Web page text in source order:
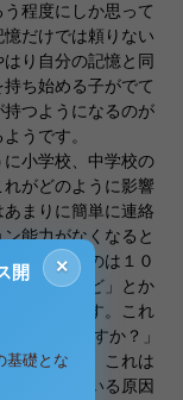
程度にしか思って
だけでは頼りない
り自分の記憶と同
ち始める子がでて
つようになるのが
うです。
小学校、中学校の
がどのように影響
まりに簡単に連絡
能力がなくなると
話に出るのは１０
オレだけど」とか
が始まります。これ
××君いますか？」
ころです。これは
が増えている原因
×
開
基礎とな